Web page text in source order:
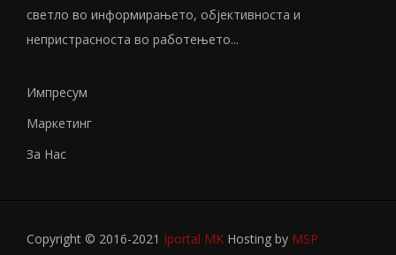
светло во информирањето, објективноста и
непристрасноста во работењето...
Импресум
Маркетинг
За Нас
Copyright © 2016-2021 Iportal MK Hosting by MSP